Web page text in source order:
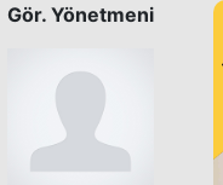
Gör. Yönetmeni